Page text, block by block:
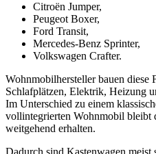
Citroën Jumper,
Peugeot Boxer,
Ford Transit,
Mercedes-Benz Sprinter,
Volkswagen Crafter.
Wohnmobilhersteller bauen diese
Schlafplätzen, Elektrik, Heizung
Im Unterschied zu einem
vollintegrierten Wohnmobil bleibt
weitgehend erhalten.